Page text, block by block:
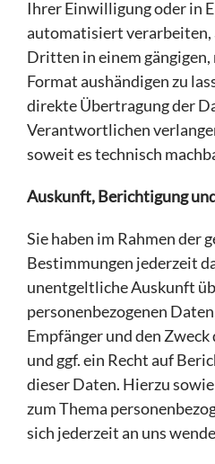
Ihrer Einwilligung oder in
automatisiert verarbeiten,
Dritten in einem
Format aushändigen zu
direkte Übertragung der
Verantwortlichen
soweit es technisch
Auskunft, Berichtigung
Sie haben im Rahmen der
Bestimmungen jederzeit
unentgeltliche Auskunft
personenbezogenen
Empfänger und den
und ggf. ein Recht auf
dieser Daten. Hierzu
zum Thema
sich jederzeit an uns